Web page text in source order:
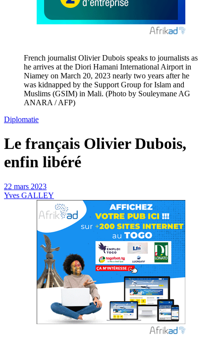
French journalist Olivier Dubois speaks to journalists as
he arrives at the Diori Hamani International Airport in
Niamey on March 20, 2023 nearly two years after he
was kidnapped by the Support Group for Islam and
Muslims (GSIM) in Mali. (Photo by Souleymane AG
ANARA / AFP)
Diplomatie
Le français Olivier Dubois,
enfin libéré
22 mars 2023
Yves GALLEY